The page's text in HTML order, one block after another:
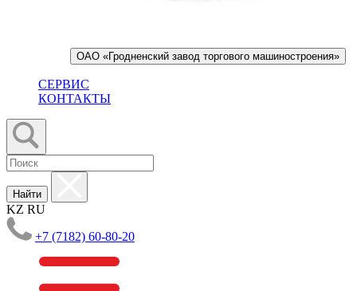
ОАО «Гродненский завод торгового машиностроения»
СЕРВИС
КОНТАКТЫ
Найти
KZ RU
+7 (7182) 60-80-20